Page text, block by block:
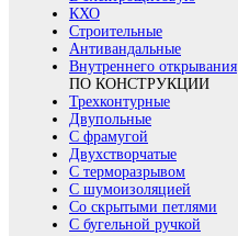
КХО
Строительные
Антивандальные
Внутреннего открывания
ПО КОНСТРУКЦИИ
Трехконтурные
Двупольные
С фрамугой
Двухстворчатые
С терморазрывом
С шумоизоляцией
Со скрытыми петлями
С бугельной ручкой